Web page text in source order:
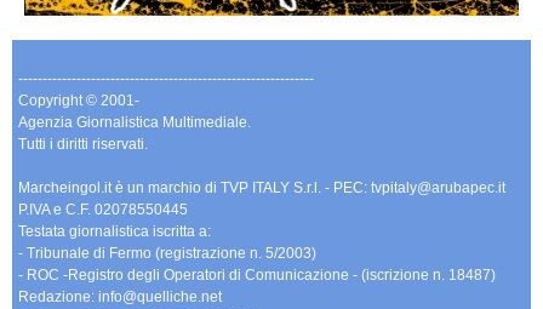
-------------------------------------------------------------
Copyright © 2001-
Agenzia Giornalistica Multimediale.
Tutti i diritti riservati.
Marcheingol.it è un marchio di TVP ITALY S.r.l. - PEC: tvpitaly@arubapec.it
P.IVA e C.F. 02078550445
Testata giornalistica iscritta a:
- Tribunale di Fermo (registrazione n. 5/2003)
- ROC -Registro degli Operatori di Comunicazione - (iscrizione n. 18487)
Redazione: info@quelliche.net